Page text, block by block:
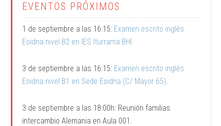
EVENTOS PRÓXIMOS
1 de septiembre a las 16:15: Examen escrito inglés
Eoidna nivel B2 en IES Iturrama BHI.
3 de septiembre a las 16:15: Examen escrito inglés
Eoidna nivel B1 en Sede Eoidna (C/ Mayor 65).
3 de septiembre a las 18:00h: Reunión familias
intercambio Alemania en Aula 001.